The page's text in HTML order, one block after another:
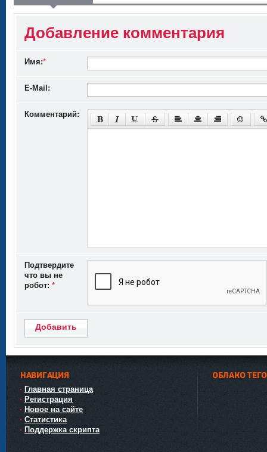
Добавление комментария
Имя:*
E-Mail:
Комментарий:
Подтвердите
что вы не
робот: *
Добавить
НАВИГАЦИЯ
Главная страница
Регистрация
Новое на сайте
Статистика
Поддержка скрипта
ОБЛАКО